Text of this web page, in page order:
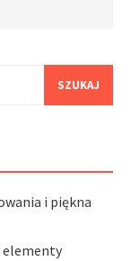
i piękna
elementy